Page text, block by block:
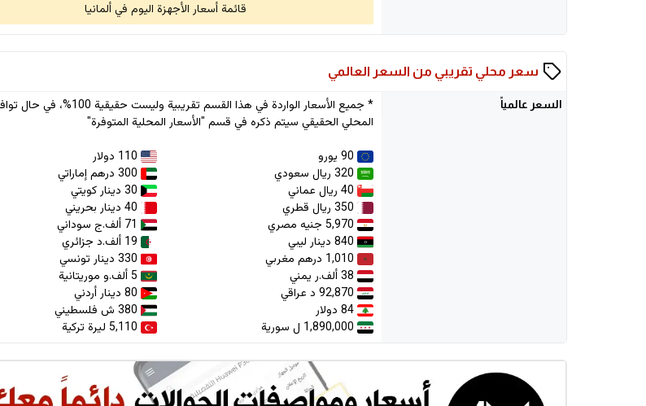
قائمة أسعار الأجهزة اليوم في ألمانيا
سعر محلي تقريبي من السعر العالمي
السعر عالمياً
* جميع الأسعار الواردة في هذا القسم تقريبية وليست
المحلي الحقيقي سيتم ذكره في قسم "الأسعار المحلية المتوفرة"
84 دولار